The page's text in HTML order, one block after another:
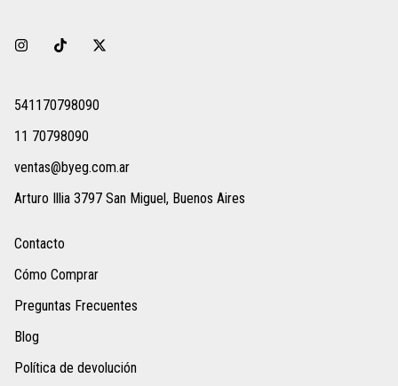
541170798090
11 70798090
ventas@byeg.com.ar
Arturo Illia 3797 San Miguel, Buenos Aires
Contacto
Cómo Comprar
Preguntas Frecuentes
Blog
Política de devolución